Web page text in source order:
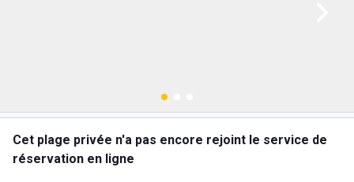
Cet plage privée n'a pas encore rejoint le service de
réservation en ligne